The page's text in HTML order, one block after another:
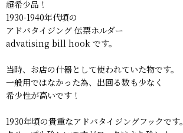
超希少品！
1930-1940年代頃の
アドバタイジング 伝票ホルダー
advatising bill hook です。
当時、お店の什器として使われていた物です。
一般用ではなかった為、出回る数も少なく
希少性が高いです！
1930年頃の貴重なアドバタイジングフックです。